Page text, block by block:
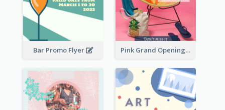
Bar Promo Flyer Pink Grand Opening Flyer